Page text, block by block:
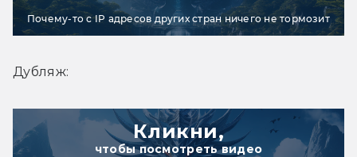
Почему-то с IP адресов других стран ничего не тормозит
Дубляж:
Кликни,
чтобы посмотреть видео